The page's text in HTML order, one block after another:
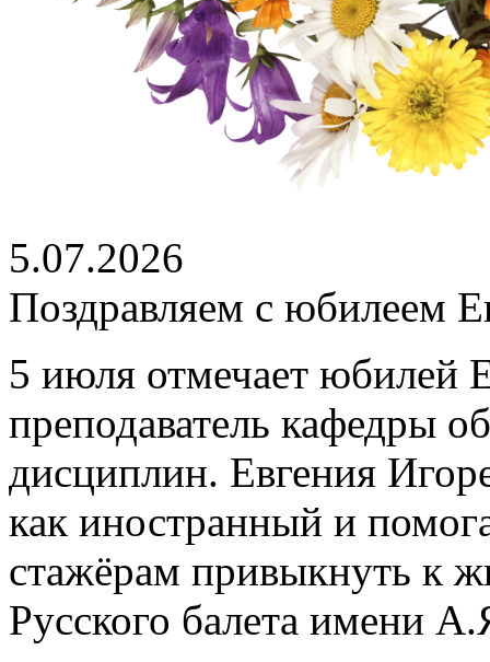
5.07.2026
Поздравляем с юбилеем
5 июля отмечает юбилей
преподаватель кафедры
дисциплин. Евгения
как иностранный и
стажёрам привыкнуть к
Русского балета имени